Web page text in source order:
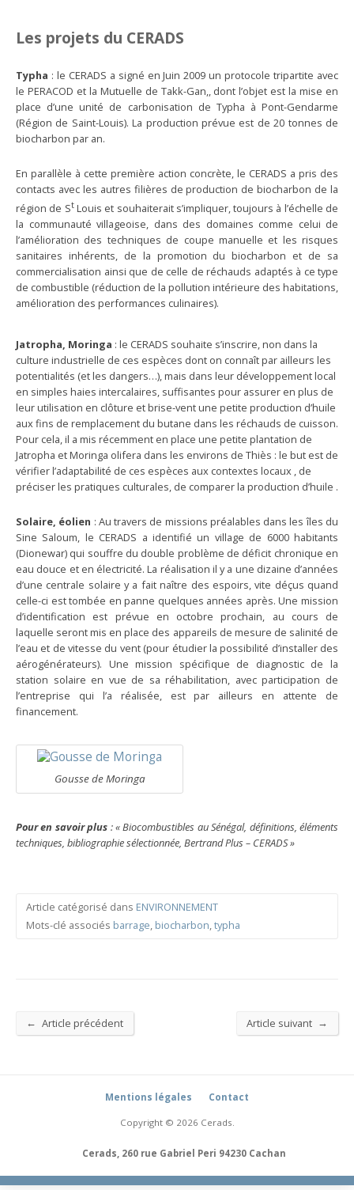
Les projets du CERADS
Typha : le CERADS a signé en Juin 2009 un protocole tripartite avec
le PERACOD et la Mutuelle de Takk-Gan,, dont l’objet est la mise en
place d’une unité de carbonisation de Typha à Pont-Gendarme
(Région de Saint-Louis). La production prévue est de 20 tonnes de
biocharbon par an.
En parallèle à cette première action concrète, le CERADS a pris des
contacts avec les autres filières de production de biocharbon de la
région de StLouis et souhaiterait s’impliquer, toujours à l’échelle de
la communauté villageoise, dans des domaines comme celui de
l’amélioration des techniques de coupe manuelle et les risques
sanitaires inhérents, de la promotion du biocharbon et de sa
commercialisation ainsi que de celle de réchauds adaptés à ce type
de combustible (réduction de la pollution intérieure des habitations,
amélioration des performances culinaires).
Jatropha, Moringa : le CERADS souhaite s’inscrire, non dans la
culture industrielle de ces espèces dont on connaît par ailleurs les
potentialités (et les dangers…), mais dans leur développement local
en simples haies intercalaires, suffisantes pour assurer en plus de
leur utilisation en clôture et brise-vent une petite production d’huile
aux fins de remplacement du butane dans les réchauds de cuisson.
Pour cela, il a mis récemment en place une petite plantation de
Jatropha et Moringa olifera dans les environs de Thiès : le but est de
vérifier l’adaptabilité de ces espèces aux contextes locaux , de
préciser les pratiques culturales, de comparer la production d’huile .
Solaire, éolien : Au travers de missions préalables dans les îles du
Sine Saloum, le CERADS a identifié un village de 6000 habitants
(Dionewar) qui souffre du double problème de déficit chronique en
eau douce et en électricité. La réalisation il y a une dizaine d’années
d’une centrale solaire y a fait naître des espoirs, vite déçus quand
celle-ci est tombée en panne quelques années après. Une mission
d’identification est prévue en octobre prochain, au cours de
laquelle seront mis en place des appareils de mesure de salinité de
l’eau et de vitesse du vent (pour étudier la possibilité d’installer des
aérogénérateurs). Une mission spécifique de diagnostic de la
station solaire en vue de sa réhabilitation, avec participation de
l’entreprise qui l’a réalisée, est par ailleurs en attente de
financement.
Gousse de Moringa
Pour en savoir plus : « Biocombustibles au Sénégal, définitions, éléments
techniques, bibliographie sélectionnée, Bertrand Plus – CERADS »
Article catégorisé dans ENVIRONNEMENT
Mots-clé associés barrage, biocharbon,typha
← Article précédent Article suivant →
Mentions légales Contact
Copyright © 2026 Cerads.
Cerads, 260 rue Gabriel Peri 94230 Cachan